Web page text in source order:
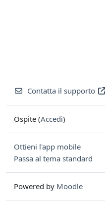
Contatta il supporto
Ospite (Accedi)
Ottieni l'app mobile
Passa al tema standard
Powered by Moodle